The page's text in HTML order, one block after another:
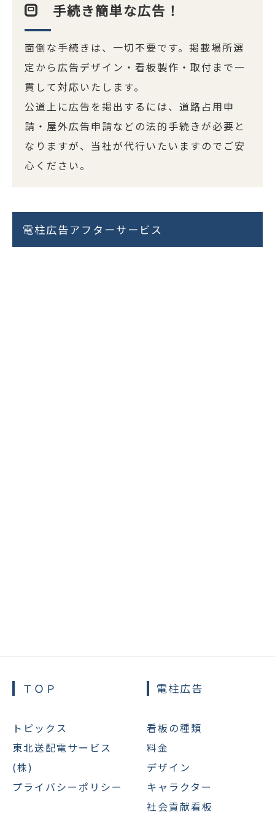
手続き簡単な広告！
面倒な手続きは、一切不要です。掲載場所選
定から広告デザイン・看板製作・取付まで一
貫して対応いたします。
公道上に広告を掲出するには、道路占用申
請・屋外広告申請などの法的手続きが必要と
なりますが、当社が代行いたいますのでご安
心ください。
電柱広告アフターサービス
ＴＯＰ
トピックス
東北送配電サービス
(株)
プライバシーポリシー
電柱広告
看板の種類
料金
デザイン
キャラクター
社会貢献看板